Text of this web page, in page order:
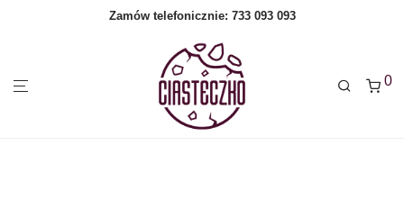
Zamów telefonicznie: 733 093 093
0